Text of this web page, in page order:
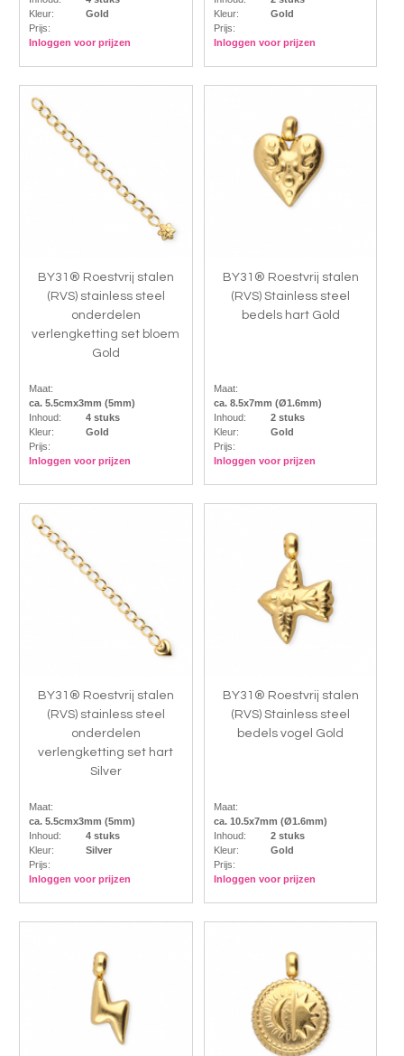
Kleur:
Gold
Prijs:
Inloggen voor prijzen
Kleur:
Gold
Prijs:
Inloggen voor prijzen
BY31® Roestvrij stalen
(RVS) stainless steel
onderdelen
verlengketting set bloem
Gold
Maat:
ca. 5.5cmx3mm (5mm)
Inhoud:
4 stuks
Kleur:
Gold
Prijs:
Inloggen voor prijzen
BY31® Roestvrij stalen
(RVS) Stainless steel
bedels hart Gold
Maat:
ca. 8.5x7mm (Ø1.6mm)
Inhoud:
2 stuks
Kleur:
Gold
Prijs:
Inloggen voor prijzen
BY31® Roestvrij stalen
(RVS) stainless steel
onderdelen
verlengketting set hart
Silver
Maat:
ca. 5.5cmx3mm (5mm)
Inhoud:
4 stuks
Kleur:
Silver
Prijs:
Inloggen voor prijzen
BY31® Roestvrij stalen
(RVS) Stainless steel
bedels vogel Gold
Maat:
ca. 10.5x7mm (Ø1.6mm)
Inhoud:
2 stuks
Kleur:
Gold
Prijs:
Inloggen voor prijzen